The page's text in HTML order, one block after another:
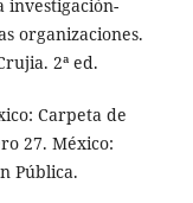
investigación-
organizaciones.
2ª ed.
Carpeta de
27. México:
Pública.